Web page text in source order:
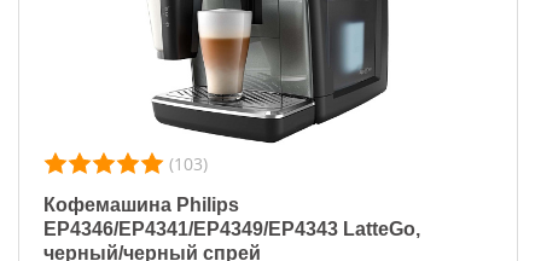
(103)
Кофемашина Philips
EP4346/EP4341/EP4349/EP4343 LatteGo,
черный/черный спрей